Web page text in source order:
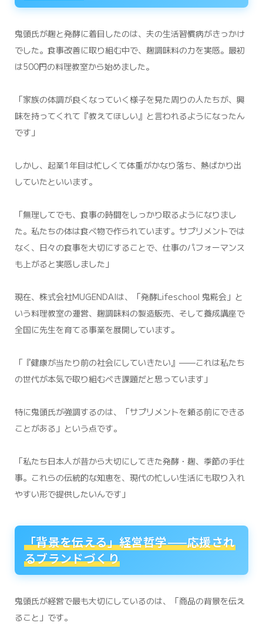
鬼頭氏が麹と発酵に着目したのは、夫の生活習慣病がきっかけ
でした。食事改善に取り組む中で、麹調味料の力を実感。最初
は500円の料理教室から始めました。
「家族の体調が良くなっていく様子を見た周りの人たちが、興
味を持ってくれて『教えてほしい』と言われるようになったん
です」
しかし、起業1年目は忙しくて体重がかなり落ち、熱ばかり出
していたといいます。
「無理してでも、食事の時間をしっかり取るようになりまし
た。私たちの体は食べ物で作られています。サプリメントでは
なく、日々の食事を大切にすることで、仕事のパフォーマンス
も上がると実感しました」
現在、株式会社MUGENDAIは、「発酵Lifeschool 鬼糀会」と
いう料理教室の運営、麹調味料の製造販売、そして養成講座で
全国に先生を育てる事業を展開しています。
「『健康が当たり前の社会にしていきたい』——これは私たち
の世代が本気で取り組むべき課題だと思っています」
特に鬼頭氏が強調するのは、「サプリメントを頼る前にできる
ことがある」という点です。
「私たち日本人が昔から大切にしてきた発酵・麹、季節の手仕
事。これらの伝統的な知恵を、現代の忙しい生活にも取り入れ
やすい形で提供したいんです」
「背景を伝える」経営哲学——応援され
るブランドづくり
鬼頭氏が経営で最も大切にしているのは、「商品の背景を伝え
ること」です。